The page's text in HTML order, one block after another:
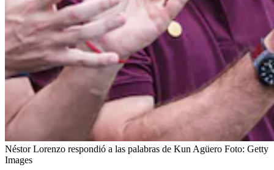
Néstor Lorenzo respondió a las palabras de Kun Agüero Foto: Getty
Images